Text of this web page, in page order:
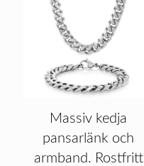
Massiv kedja
pansarlänk och
armband. Rostfritt